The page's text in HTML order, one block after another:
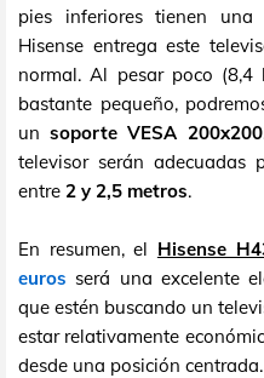
pies inferiores tienen
Hisense entrega este
normal. Al pesar poco
bastante pequeño,
unsoporte VESA 200x200
televisor serán
entre 2 y 2,5 metros.
En resumen, el Hisense
euros será una excelente
que estén buscando un
estar relativamente
desde una posición centrada.